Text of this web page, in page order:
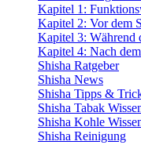
Kapitel 1:
Kapitel 2: Vor dem
Kapitel 3: Während
Kapitel 4: Nach
Shisha Ratgeber
Shisha News
Shisha Tipps &
Shisha Tabak
Shisha Kohle
Shisha Reinigung